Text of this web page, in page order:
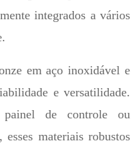
integrados a vários
em aço inoxidável e
e versatilidade.
painel de controle ou
materiais robustos